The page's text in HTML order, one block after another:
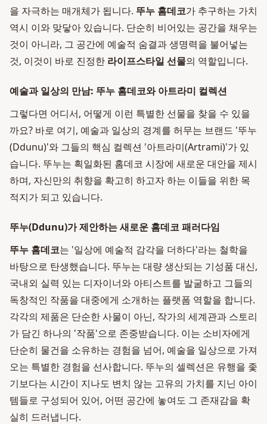
을 자극하는 매개체가 됩니다. 뚜누 홈데코가 추구하는 가치
역시 이와 맞닿아 있습니다. 단순히 비어있는 공간을 채우는
것이 아니라, 그 공간에 예술적 숨결과 생명력을 불어넣는
것, 이것이 바로 진정한 라이프스타일 선물의 역할입니다.
예술과 일상의 만남: 뚜누 홈데코와 아트라미 컬렉션
그렇다면 어디서, 어떻게 이런 특별한 선물을 찾을 수 있을
까요? 바로 여기, 예술과 일상의 경계를 허무는 브랜드 '뚜누
(Ddunu)'와 그들의 핵심 컬렉션 '아트라미(Artrami)'가 있
습니다. 뚜누는 획일화된 홈데코 시장에 새로운 대안을 제시
하며, 자신만의 취향을 확고히 하고자 하는 이들을 위한 목
적지가 되고 있습니다.
뚜누(Ddunu)가 제안하는 새로운 홈데코 패러다임
뚜누 홈데코는 '일상에 예술적 감각을 더하다'라는 철학을
바탕으로 탄생했습니다. 뚜누는 대량 생산되는 기성품 대신,
국내외 실력 있는 디자이너와 아티스트를 발굴하고 그들의
독창적인 작품을 대중에게 소개하는 플랫폼 역할을 합니다.
각각의 제품은 단순한 사물이 아닌, 작가의 세계관과 스토리
가 담긴 하나의 '작품'으로 존중받습니다. 이는 소비자에게
단순히 물건을 소유하는 경험을 넘어, 예술을 일상으로 가져
오는 특별한 경험을 선사합니다. 뚜누의 셀렉션은 유행을 좇
기보다는 시간이 지나도 변치 않는 고유의 가치를 지닌 아이
템들로 구성되어 있어, 어떤 공간에 놓여도 그 존재감을 확
실히 드러냅니다.